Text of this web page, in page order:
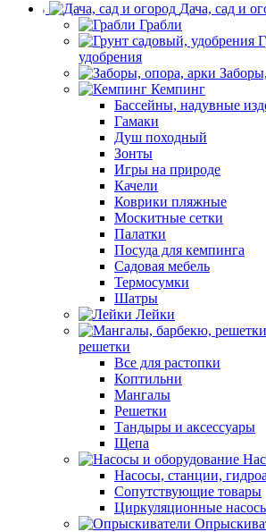
Дача, сад и
Грабли
удобрения
Кемпинг
Бассейны, надувные
Гамаки
Душ походный
Зонты
Игры на природе
Качели
Коврики пляжные
Москитные сетки
Палатки
Посуда для кемпинга
Садовая мебель
Термосумки
Шатры
Лейки
решетки
Все для растопки
Коптильни
Мангалы
Решетки
Тандыры и аксессуары
Щепа
Насосы, станции,
Сопутствующие товары
Циркуляционные